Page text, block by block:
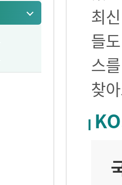
최
들
스
찾